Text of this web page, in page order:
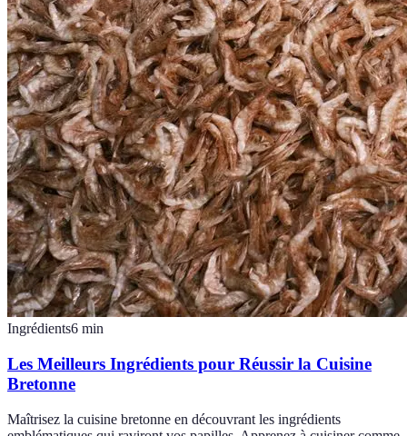
Ingrédients6 min
Les Meilleurs Ingrédients pour Réussir la Cuisine
Bretonne
Maîtrisez la cuisine bretonne en découvrant les ingrédients